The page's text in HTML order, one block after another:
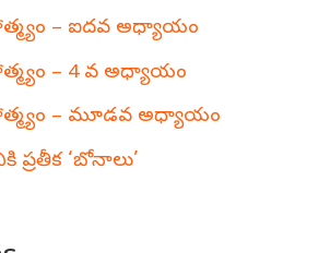
– ఐదవ అధ్యాయం
– 4 వ అధ్యాయం
– మూడవ అధ్యాయం
‘బోనాలు’